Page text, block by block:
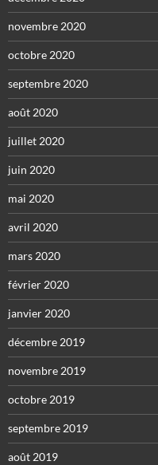
novembre 2020
octobre 2020
septembre 2020
août 2020
juillet 2020
juin 2020
mai 2020
avril 2020
mars 2020
février 2020
janvier 2020
décembre 2019
novembre 2019
octobre 2019
septembre 2019
août 2019